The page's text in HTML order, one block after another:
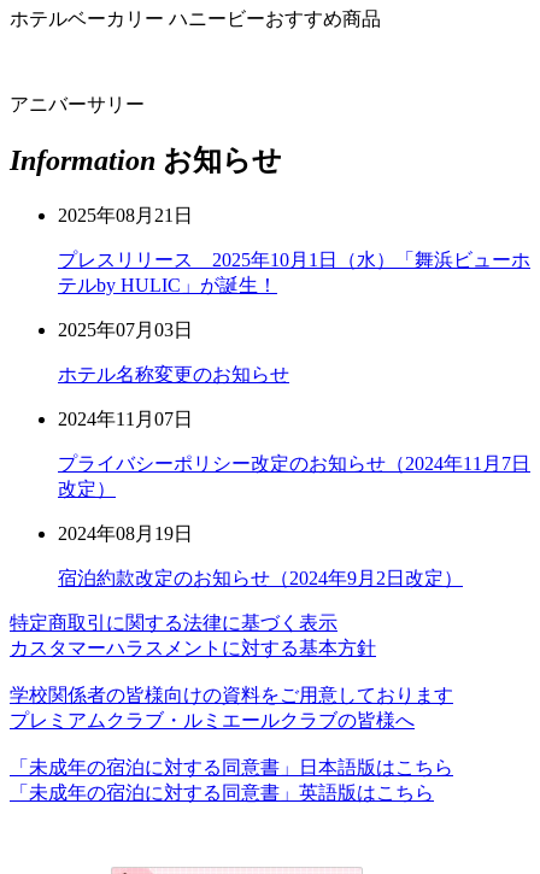
ホテルベーカリー ハニービーおすすめ商品
アニバーサリー
Information お知らせ
2025年08月21日
プレスリリース 2025年10月1日（水）「舞浜ビューホ
テルby HULIC」が誕生！
2025年07月03日
ホテル名称変更のお知らせ
2024年11月07日
プライバシーポリシー改定のお知らせ（2024年11月7日
改定）
2024年08月19日
宿泊約款改定のお知らせ（2024年9月2日改定）
特定商取引に関する法律に基づく表示
カスタマーハラスメントに対する基本方針
学校関係者の皆様向けの資料をご用意しております
プレミアムクラブ・ルミエールクラブの皆様へ
「未成年の宿泊に対する同意書」日本語版はこちら
「未成年の宿泊に対する同意書」英語版はこちら